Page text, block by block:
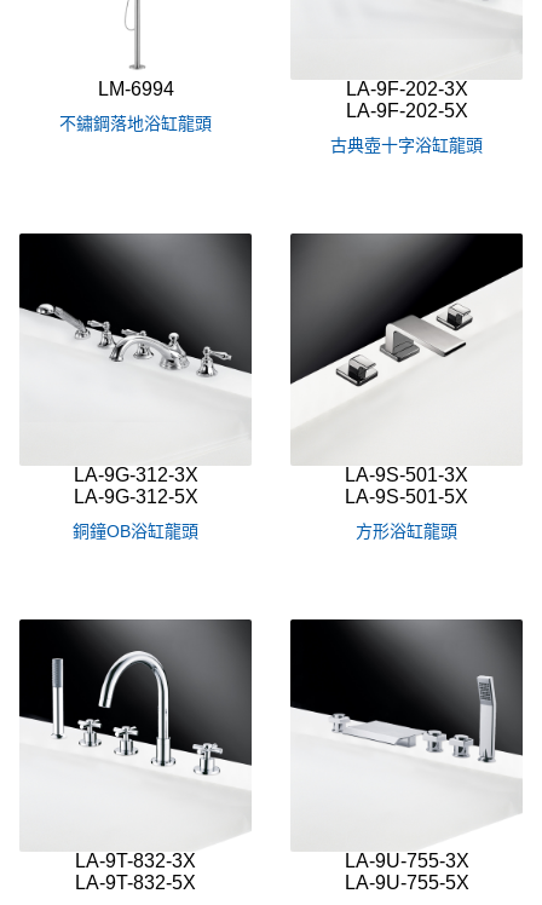
LM-6994
不鏽鋼落地浴缸龍頭
LA-9F-202-3X
LA-9F-202-5X
古典壺十字浴缸龍頭
LA-9G-312-3X
LA-9G-312-5X
銅鐘OB浴缸龍頭
LA-9S-501-3X
LA-9S-501-5X
方形浴缸龍頭
LA-9T-832-3X
LA-9T-832-5X
LA-9U-755-3X
LA-9U-755-5X